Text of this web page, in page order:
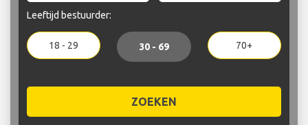
Leeftijd bestuurder:
18 - 29 30 - 69 70+
ZOEKEN